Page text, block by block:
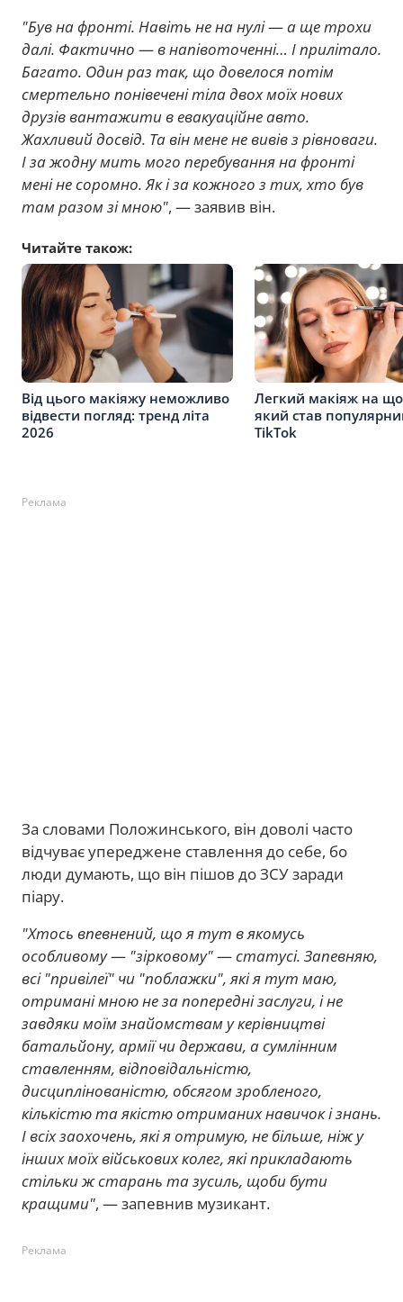
"Був на фронті. Навіть не на нулі—а ще трохи
далі. Фактично —в напівоточенні… І прилітало.
Багато. Один раз так, що довелося потім
смертельно понівечені тіла двох моїх нових
друзів вантажити в евакуаційне авто.
Жахливий досвід. Та він мене не вивів з рівноваги.
І за жодну мить мого перебування на фронті
мені не соромно. Як і за кожного з тих, хто був
там разом зі мною", — заявив він.
Читайте також:
Від цього макіяжу неможливо
відвести погляд: тренд літа
2026
Легкий макіяж на
який став
TikTok
Реклама
За словами Положинського, він доволі часто
відчуває упереджене ставлення до себе, бо
люди думають, що він пішов до ЗСУ заради
піару.
"Хтось впевнений, що я тут в якомусь
особливому— "зірковому"—статусі. Запевняю,
всі "привілеї" чи "поблажки", які я тут маю,
отримані мною не за попередні заслуги, і не
завдяки моїм знайомствам у керівництві
батальйону, армії чи держави, а сумлінним
ставленням, відповідальністю,
дисциплінованістю, обсягом зробленого,
кількістю та якістю отриманих навичок і знань.
І всіх заохочень, які я отримую, не більше, ніж у
інших моїх військових колег, які прикладають
стільки ж старань та зусиль, щоби бути
кращими", — запевнив музикант.
Реклама